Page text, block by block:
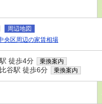
周辺地図
央区周辺の家賃相場
徒歩4分 乗換案内
谷駅 徒歩6分 乗換案内